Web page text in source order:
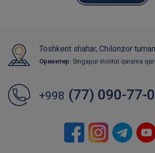
Toshkent shahar, Chilonzor
Ориентир: Singapur institut qarama
+998 (77) 090-77-